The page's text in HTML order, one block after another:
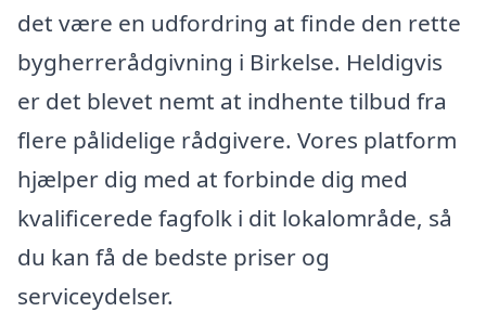
det være en udfordring at finde den rette
bygherrerådgivning i Birkelse. Heldigvis
er det blevet nemt at indhente tilbud fra
flere pålidelige rådgivere. Vores platform
hjælper dig med at forbinde dig med
kvalificerede fagfolk i dit lokalområde, så
du kan få de bedste priser og
serviceydelser.